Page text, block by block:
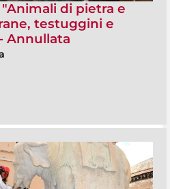
di pietra e
testuggini e
Annullata